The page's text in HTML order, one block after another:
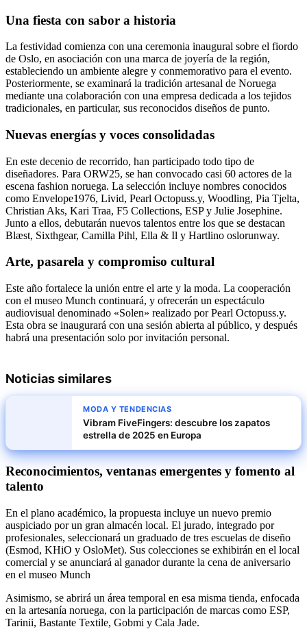
Una fiesta con sabor a historia
La festividad comienza con una ceremonia inaugural sobre el fiordo
de Oslo, en asociación con una marca de joyería de la región,
estableciendo un ambiente alegre y conmemorativo para el evento.
Posteriormente, se examinará la tradición artesanal de Noruega
mediante una colaboración con una empresa dedicada a los tejidos
tradicionales, en particular, sus reconocidos diseños de punto.
Nuevas energías y voces consolidadas
En este decenio de recorrido, han participado todo tipo de
diseñadores. Para ORW25, se han convocado casi 60 actores de la
escena fashion noruega. La selección incluye nombres conocidos
como Envelope1976, Livid, Pearl Octopuss.y, Woodling, Pia Tjelta,
Christian Aks, Kari Traa, F5 Collections, ESP y Julie Josephine.
Junto a ellos, debutarán nuevos talentos entre los que se destacan
Blæst, Sixthgear, Camilla Pihl, Ella & Il y Hartlino oslorunway.
Arte, pasarela y compromiso cultural
Este año fortalece la unión entre el arte y la moda. La cooperación
con el museo Munch continuará, y ofrecerán un espectáculo
audiovisual denominado «Solen» realizado por Pearl Octopuss.y.
Esta obra se inaugurará con una sesión abierta al público, y después
habrá una presentación solo por invitación personal.
Noticias similares
MODA Y TENDENCIAS
Vibram FiveFingers: descubre los zapatos
estrella de 2025 en Europa
Reconocimientos, ventanas emergentes y fomento al
talento
En el plano académico, la propuesta incluye un nuevo premio
auspiciado por un gran almacén local. El jurado, integrado por
profesionales, seleccionará un graduado de tres escuelas de diseño
(Esmod, KHiO y OsloMet). Sus colecciones se exhibirán en el local
comercial y se anunciará al ganador durante la cena de aniversario
en el museo Munch
Asimismo, se abrirá un área temporal en esa misma tienda, enfocada
en la artesanía noruega, con la participación de marcas como ESP,
Tarinii, Bastante Textile, Gobmi y Cala Jade.